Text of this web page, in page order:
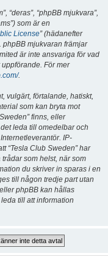
“deras”, “phpBB mjukvara”,
som är en
License” (hädanefter
. phpBB mjukvaran främjar
är inte ansvariga för vad
För mer
.
vulgärt, förtalande, hatiskt,
som kan bryta mot
finns, eller
leda till omedelbar och
IP-
“Tesla Club Sweden” har
som helst, när som
du skriver in sparas i en
till någon tredje part utan
phpBB kan hållas
till att information